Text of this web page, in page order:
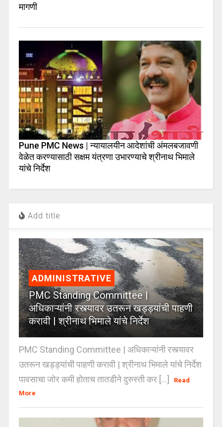
मागणी
Pune PMC News | न्यायालयीन आदेशांची अंमलबजावणी
वेळेत करण्यासाठी सक्षम यंत्रणा उभारण्याचे श्रीनाथ भिमाले
यांचे निर्देश
Add title
ADMINISTRATIVE
PMC Standing Committee |
अधिकाऱ्यांनी रस्त्यावर उतरून खड्ड्यांची पाहणी
करावी | श्रीनाथ भिमाले यांचे निर्देश
PMC Standing Committee | अधिकाऱ्यांनी रस्त्यावर
उतरून खड्ड्यांची पाहणी करावी | श्रीनाथ भिमाले यांचे निर्देश
पावसाचा जोर कमी होताच तातडीने दुरुस्ती कर [...]
Read
More